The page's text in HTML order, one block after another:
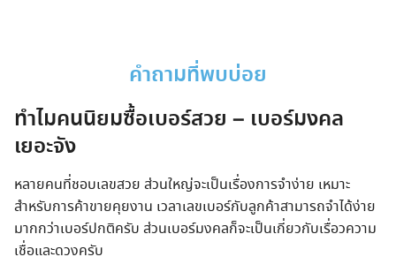
คำถามที่พบบ่อย
ทำไมคนนิยมซื้อเบอร์สวย – เบอร์มงคล
เยอะจัง
หลายคนที่ชอบเลขสวย ส่วนใหญ่จะเป็นเรื่องการจำง่าย เหมาะ
สำหรับการค้าขายคุยงาน เวลาเลขเบอร์กับลูกค้าสามารถจำได้ง่าย
มากกว่าเบอร์ปกติครับ ส่วนเบอร์มงคลก็จะเป็นเกี่ยวกับเรื่อวความ
เชื่อและดวงครับ